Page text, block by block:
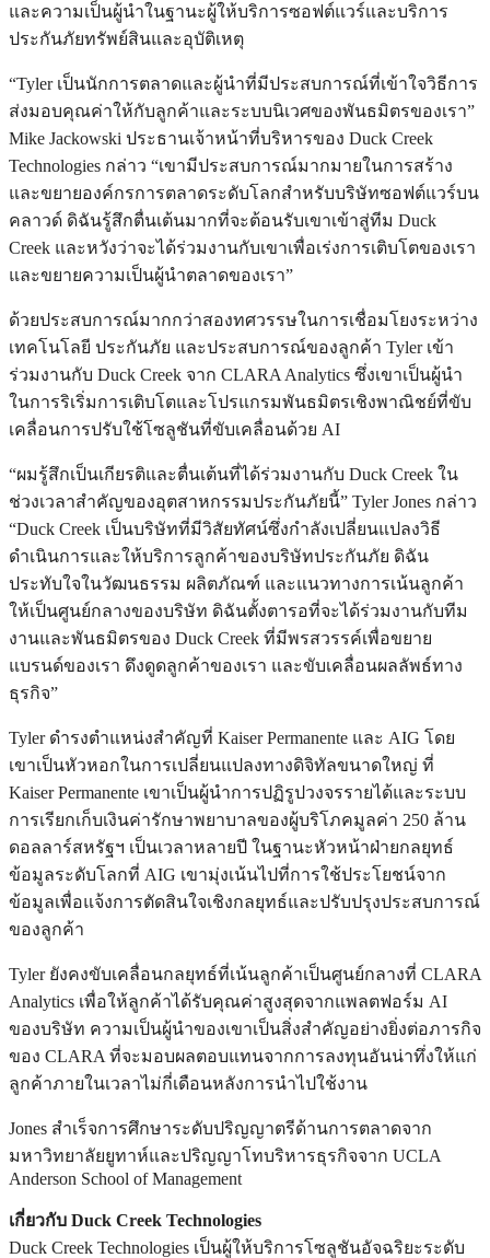
และความเป็นผู้นำในฐานะผู้ให้บริการซอฟต์แวร์และบริการ
ประกันภัยทรัพย์สินและอุบัติเหตุ
“Tyler เป็นนักการตลาดและผู้นำที่มีประสบการณ์ที่เข้าใจวิธีการ
ส่งมอบคุณค่าให้กับลูกค้าและระบบนิเวศของพันธมิตรของเรา”
Mike Jackowski ประธานเจ้าหน้าที่บริหารของ Duck Creek
Technologies กล่าว “เขามีประสบการณ์มากมายในการสร้าง
และขยายองค์กรการตลาดระดับโลกสำหรับบริษัทซอฟต์แวร์บน
คลาวด์ ดิฉันรู้สึกตื่นเต้นมากที่จะต้อนรับเขาเข้าสู่ทีม Duck
Creek และหวังว่าจะได้ร่วมงานกับเขาเพื่อเร่งการเติบโตของเรา
และขยายความเป็นผู้นำตลาดของเรา”
ด้วยประสบการณ์มากกว่าสองทศวรรษในการเชื่อมโยงระหว่าง
เทคโนโลยี ประกันภัย และประสบการณ์ของลูกค้า Tyler เข้า
ร่วมงานกับ Duck Creek จาก CLARA Analytics ซึ่งเขาเป็นผู้นำ
ในการริเริ่มการเติบโตและโปรแกรมพันธมิตรเชิงพาณิชย์ที่ขับ
เคลื่อนการปรับใช้โซลูชันที่ขับเคลื่อนด้วย AI
“ผมรู้สึกเป็นเกียรติและตื่นเต้นที่ได้ร่วมงานกับ Duck Creek ใน
ช่วงเวลาสำคัญของอุตสาหกรรมประกันภัยนี้” Tyler Jones กล่าว
“Duck Creek เป็นบริษัทที่มีวิสัยทัศน์ซึ่งกำลังเปลี่ยนแปลงวิธี
ดำเนินการและให้บริการลูกค้าของบริษัทประกันภัย ดิฉัน
ประทับใจในวัฒนธรรม ผลิตภัณฑ์ และแนวทางการเน้นลูกค้า
ให้เป็นศูนย์กลางของบริษัท ดิฉันตั้งตารอที่จะได้ร่วมงานกับทีม
งานและพันธมิตรของ Duck Creek ที่มีพรสวรรค์เพื่อขยาย
แบรนด์ของเรา ดึงดูดลูกค้าของเรา และขับเคลื่อนผลลัพธ์ทาง
ธุรกิจ”
Tyler ดำรงตำแหน่งสำคัญที่ Kaiser Permanente และ AIG โดย
เขาเป็นหัวหอกในการเปลี่ยนแปลงทางดิจิทัลขนาดใหญ่ ที่
Kaiser Permanente เขาเป็นผู้นำการปฏิรูปวงจรรายได้และระบบ
การเรียกเก็บเงินค่ารักษาพยาบาลของผู้บริโภคมูลค่า 250 ล้าน
ดอลลาร์สหรัฐฯ เป็นเวลาหลายปี ในฐานะหัวหน้าฝ่ายกลยุทธ์
ข้อมูลระดับโลกที่ AIG เขามุ่งเน้นไปที่การใช้ประโยชน์จาก
ข้อมูลเพื่อแจ้งการตัดสินใจเชิงกลยุทธ์และปรับปรุงประสบการณ์
ของลูกค้า
Tyler ยังคงขับเคลื่อนกลยุทธ์ที่เน้นลูกค้าเป็นศูนย์กลางที่ CLARA
Analytics เพื่อให้ลูกค้าได้รับคุณค่าสูงสุดจากแพลตฟอร์ม AI
ของบริษัท ความเป็นผู้นำของเขาเป็นสิ่งสำคัญอย่างยิ่งต่อภารกิจ
ของ CLARA ที่จะมอบผลตอบแทนจากการลงทุนอันน่าทึ่งให้แก่
ลูกค้าภายในเวลาไม่กี่เดือนหลังการนำไปใช้งาน
Jones สำเร็จการศึกษาระดับปริญญาตรีด้านการตลาดจาก
มหาวิทยาลัยยูทาห์และปริญญาโทบริหารธุรกิจจาก UCLA
Anderson School of Management
เกี่ยวกับ Duck Creek Technologies
Duck Creek Technologies เป็นผู้ให้บริการโซลูชันอัจฉริยะระดับ